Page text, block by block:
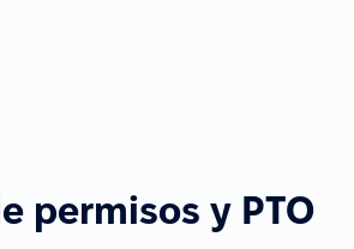
permisos y PTO